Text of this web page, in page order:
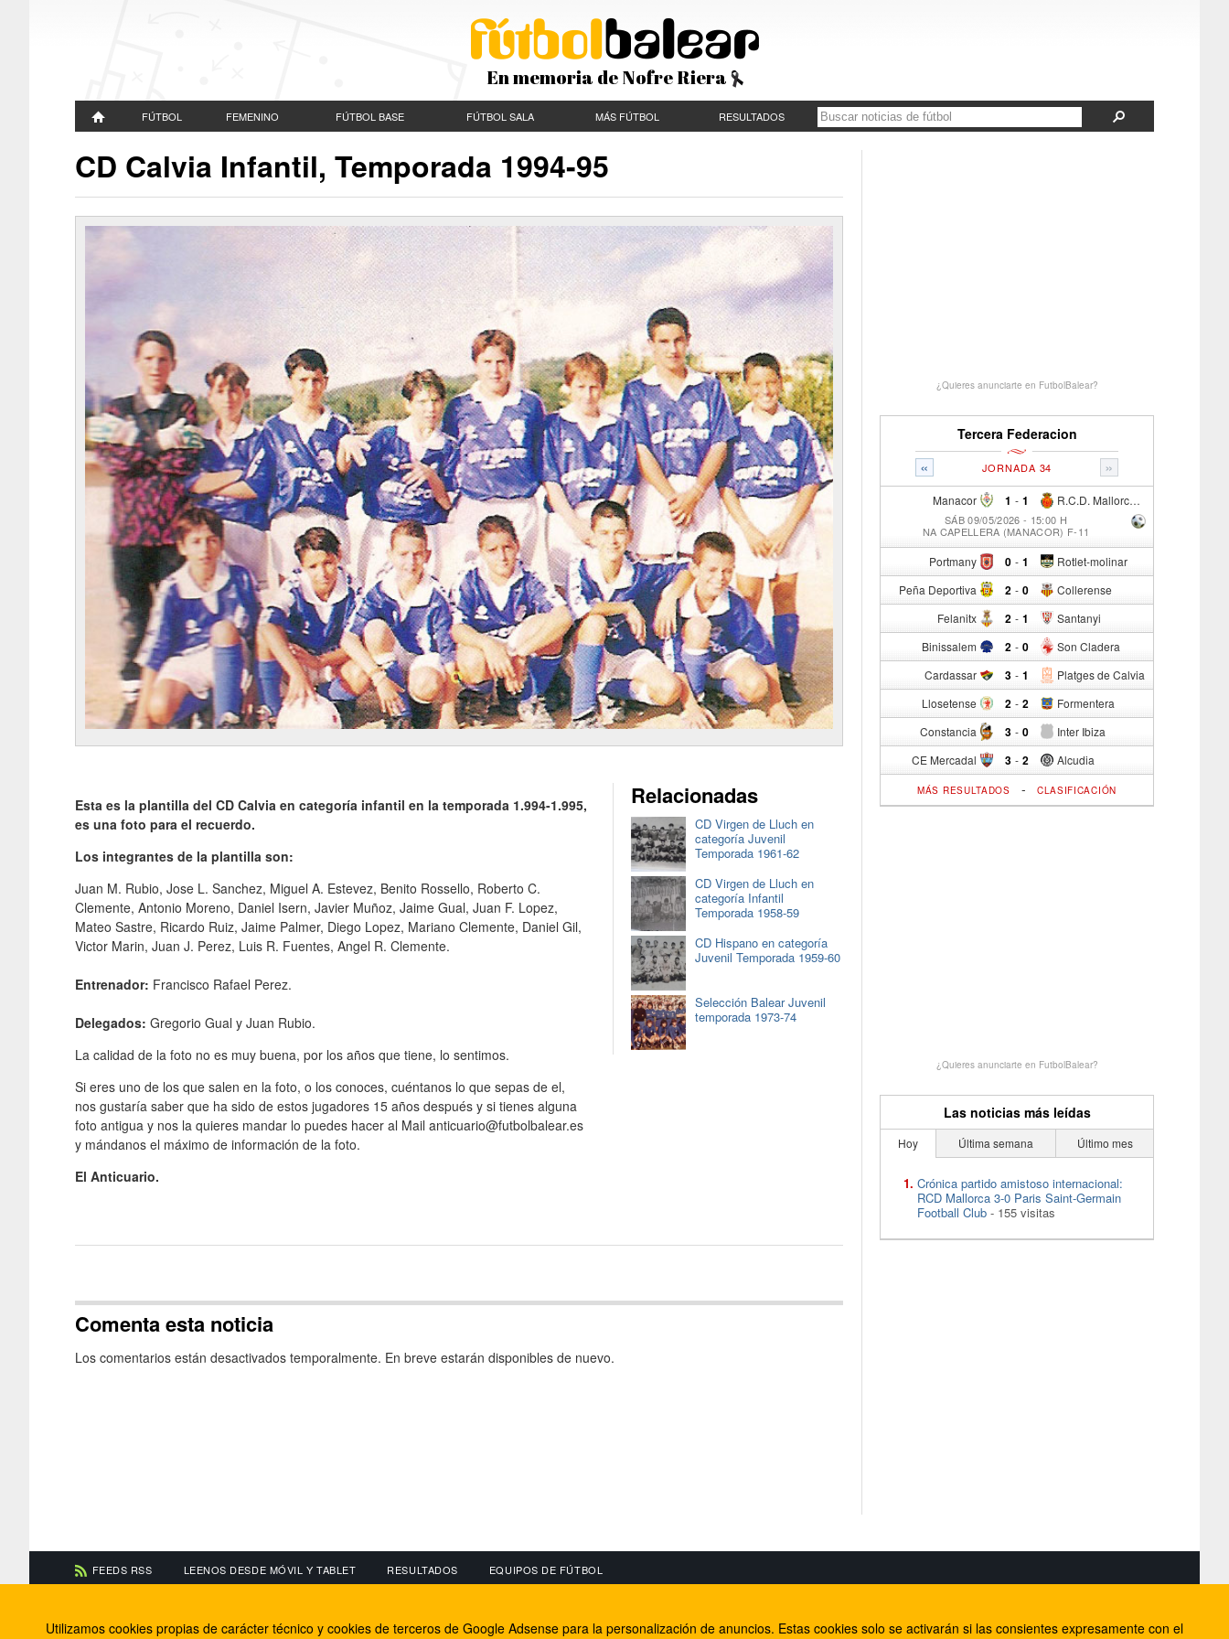
En memoria de Nofre Riera
FÚTBOL FEMENINO FÚTBOL BASE FÚTBOL SALA MÁS FÚTBOL RESULTADOS
CD Calvia Infantil, Temporada 1994-95
Esta es la plantilla del CD Calvia en categoría infantil en la temporada 1.994-1.995,
es una foto para el recuerdo.
Los integrantes de la plantilla son:
Juan M. Rubio, Jose L. Sanchez, Miguel A. Estevez, Benito Rossello, Roberto C.
Clemente, Antonio Moreno, Daniel Isern, Javier Muñoz, Jaime Gual, Juan F. Lopez,
Mateo Sastre, Ricardo Ruiz, Jaime Palmer, Diego Lopez, Mariano Clemente, Daniel Gil,
Victor Marin, Juan J. Perez, Luis R. Fuentes, Angel R. Clemente.
Entrenador: Francisco Rafael Perez.
Delegados: Gregorio Gual y Juan Rubio.
La calidad de la foto no es muy buena, por los años que tiene, lo sentimos.
Si eres uno de los que salen en la foto, o los conoces, cuéntanos lo que sepas de el,
nos gustaría saber que ha sido de estos jugadores 15 años después y si tienes alguna
foto antigua y nos la quieres mandar lo puedes hacer al Mail anticuario@futbolbalear.es
y mándanos el máximo de información de la foto.
El Anticuario.
Relacionadas
CD Virgen de Lluch en
categoría Juvenil
Temporada 1961-62
CD Virgen de Lluch en
categoría Infantil
Temporada 1958-59
CD Hispano en categoría
Juvenil Temporada 1959-60
Selección Balear Juvenil
temporada 1973-74
Comenta esta noticia
Los comentarios están desactivados temporalmente. En breve estarán disponibles de nuevo.
¿Quieres anunciarte en FutbolBalear?
Tercera Federacion
« »
JORNADA 34
Manacor 1 - R.C.D. Mallorca Sad "B"
1
SÁB 09/05/2026 - 15:00 H
NA CAPELLERA (MANACOR) F-11
Portmany 0 - Rotlet-molinar
1
Peña Deportiva 2 - Collerense
0
Felanitx 2 - Santanyi
1
Binissalem 2 - Son Cladera
0
Cardassar 3 - Platges de Calvia
1
Llosetense 2 - Formentera
2
Constancia 3 - Inter Ibiza
0
CE Mercadal 3 - Alcudia
2
MÁS RESULTADOS - CLASIFICACIÓN
¿Quieres anunciarte en FutbolBalear?
Las noticias más leídas
Hoy Última semana Último mes
Crónica partido amistoso internacional:
RCD Mallorca 3-0 Paris Saint-Germain
Football Club - 155 visitas
FEEDS RSS LEENOS DESDE MÓVIL Y TABLET RESULTADOS EQUIPOS DE FÚTBOL
Información de contacto
El equipo de FútbolBalear
Facebook
Internet Rural Mallorca
Utilizamos cookies propias de carácter técnico y cookies de terceros de Google Adsense para la personalización de anuncios. Estas cookies solo se activarán si las consientes expresamente con el